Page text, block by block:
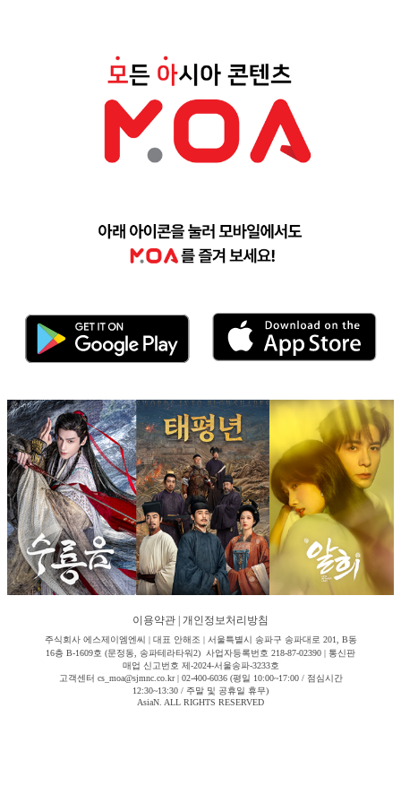
이용약관 개인정보처리방침
주식회사 에스제이엠엔씨 | 대표 안해조 | 서울특별시 송파구 송파대로 201, B동
16층 B-1609호 (문정동, 송파테라타워2) 사업자등록번호 218-87-02390 | 통신판
매업 신고번호 제-2024-서울송파-3233호
고객센터 cs_moa@sjmnc.co.kr | 02-400-6036 (평일 10:00~17:00 / 점심시간
12:30~13:30 / 주말 및 공휴일 휴무)
AsiaN. ALL RIGHTS RESERVED